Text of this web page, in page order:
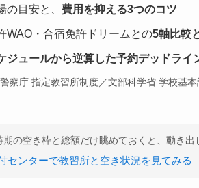
の目安と、 費用を抑える3つのコツ
WAO・合宿免許ドリームとの5軸比較
ジュールから逆算した予約デッドライ
察庁 指定教習所制度／文部科学省 学校基
期の空き枠と総額だけ眺めておくと、動き出
センターで教習所と空き状況を見てみる